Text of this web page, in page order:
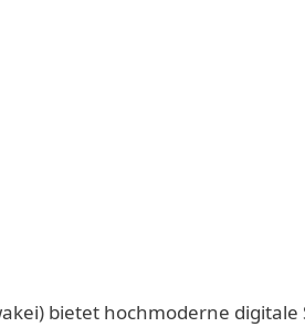
bietet hochmoderne